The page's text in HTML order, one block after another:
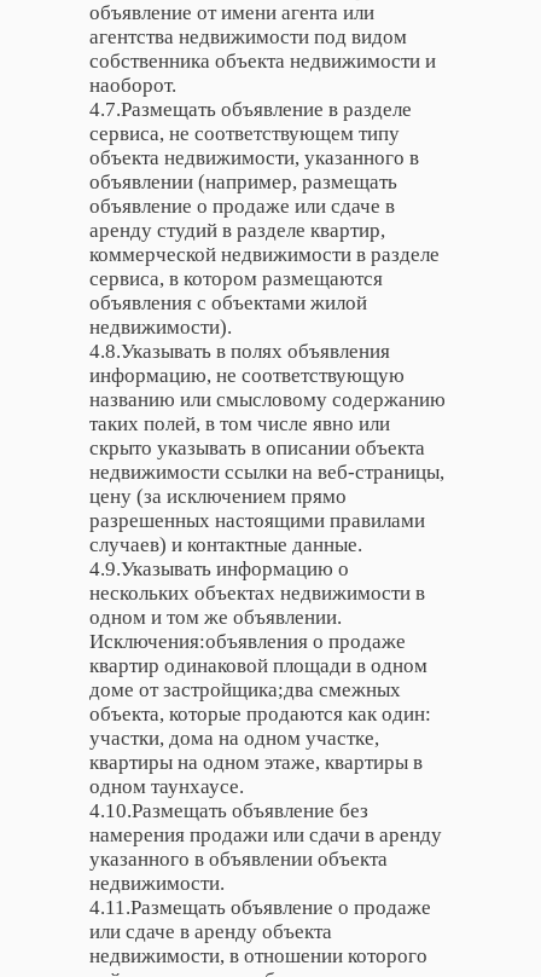
объявление от имени агента или
агентства недвижимости под видом
собственника объекта недвижимости и
наоборот.
4.7.Размещать объявление в разделе
сервиса, не соответствующем типу
объекта недвижимости, указанного в
объявлении (например, размещать
объявление о продаже или сдаче в
аренду студий в разделе квартир,
коммерческой недвижимости в разделе
сервиса, в котором размещаются
объявления с объектами жилой
недвижимости).
4.8.Указывать в полях объявления
информацию, не соответствующую
названию или смысловому содержанию
таких полей, в том числе явно или
скрыто указывать в описании объекта
недвижимости ссылки на веб-страницы,
цену (за исключением прямо
разрешенных настоящими правилами
случаев) и контактные данные.
4.9.Указывать информацию о
нескольких объектах недвижимости в
одном и том же объявлении.
Исключения:объявления о продаже
квартир одинаковой площади в одном
доме от застройщика;два смежных
объекта, которые продаются как один:
участки, дома на одном участке,
квартиры на одном этаже, квартиры в
одном таунхаусе.
4.10.Размещать объявление без
намерения продажи или сдачи в аренду
указанного в объявлении объекта
недвижимости.
4.11.Размещать объявление о продаже
или сдаче в аренду объекта
недвижимости, в отношении которого